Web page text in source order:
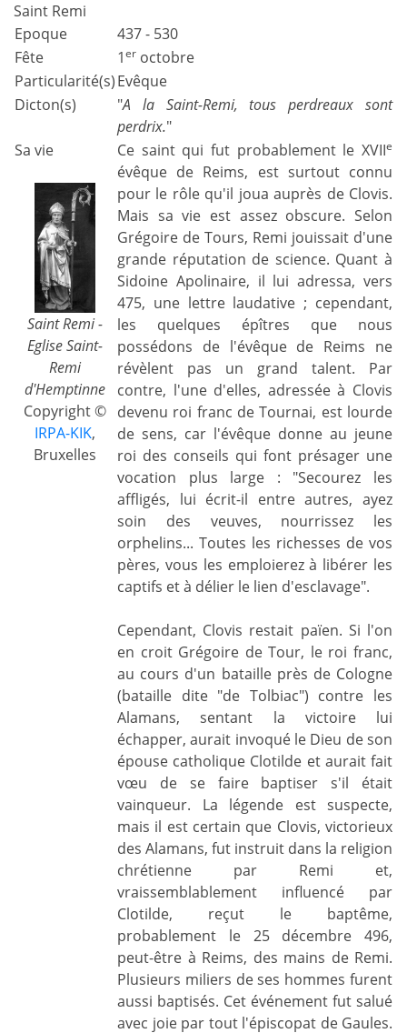
Saint Remi
Epoque
437 - 530
Fête
1er octobre
Particularité(s)Evêque
Dicton(s)
"A la Saint-Remi, tous perdreaux sont
perdrix."
Sa vie
Saint Remi -
Eglise Saint-
Remi
d'Hemptinne
Copyright ©
IRPA-KIK,
Bruxelles
Ce saint qui fut probablement le XVIIe
évêque de Reims, est surtout connu
pour le rôle qu'il joua auprès de Clovis.
Mais sa vie est assez obscure. Selon
Grégoire de Tours, Remi jouissait d'une
grande réputation de science. Quant à
Sidoine Apolinaire, il lui adressa, vers
475, une lettre laudative ; cependant,
les quelques épîtres que nous
possédons de l'évêque de Reims ne
révèlent pas un grand talent. Par
contre, l'une d'elles, adressée à Clovis
devenu roi franc de Tournai, est lourde
de sens, car l'évêque donne au jeune
roi des conseils qui font présager une
vocation plus large : "Secourez les
affligés, lui écrit-il entre autres, ayez
soin des veuves, nourrissez les
orphelins... Toutes les richesses de vos
pères, vous les emploierez à libérer les
captifs et à délier le lien d'esclavage".
Cependant, Clovis restait païen. Si l'on
en croit Grégoire de Tour, le roi franc,
au cours d'un bataille près de Cologne
(bataille dite "de Tolbiac") contre les
Alamans, sentant la victoire lui
échapper, aurait invoqué le Dieu de son
épouse catholique Clotilde et aurait fait
vœu de se faire baptiser s'il était
vainqueur. La légende est suspecte,
mais il est certain que Clovis, victorieux
des Alamans, fut instruit dans la religion
chrétienne par Remi et,
vraissemblablement influencé par
Clotilde, reçut le baptême,
probablement le 25 décembre 496,
peut-être à Reims, des mains de Remi.
Plusieurs miliers de ses hommes furent
aussi baptisés. Cet événement fut salué
avec joie par tout l'épiscopat de Gaules.